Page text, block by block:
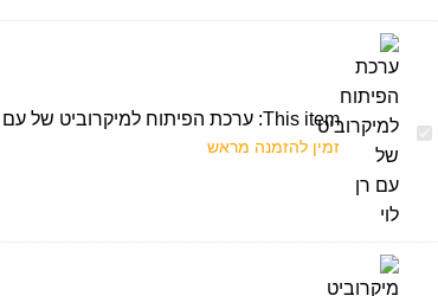
ערכת
הפיתוח
למיקרוביט
This item: ערכת הפיתוח למיקרוביט של עם
זמין להזמנה מראש